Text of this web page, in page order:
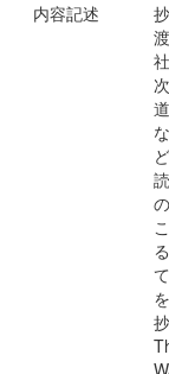
内容記述